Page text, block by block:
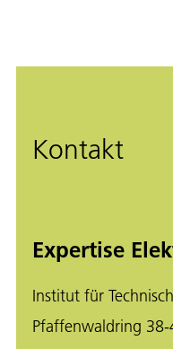
Kontakt
Expertise
Institut für
Pfaffenwaldring